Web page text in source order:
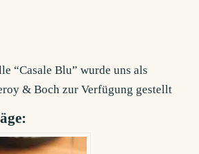
“Casale Blu” wurde uns als
& Boch zur Verfügung gestellt